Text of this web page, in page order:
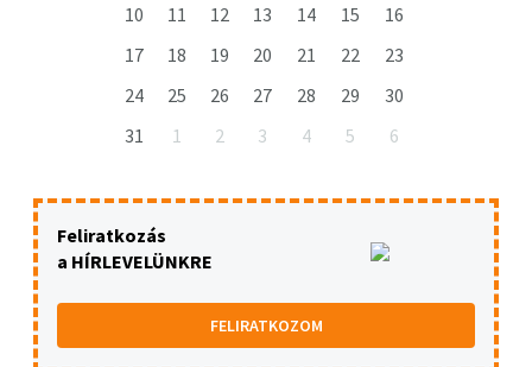
10
11 12 13 14 15
16
17
18 19 20 21 22
23
24
25 26 27 28 29
30
31
1 2 3 4 5 6
Feliratkozás
a HÍRLEVELÜNKRE
FELIRATKOZOM